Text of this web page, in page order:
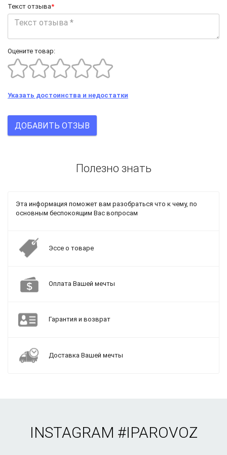
Текст отзыва*
Оцените товар:
Указать достоинства и недостатки
ДОБАВИТЬ ОТЗЫВ
Полезно знать
Эта информация поможет вам разобраться что к чему, по
основным беспокоящим Вас вопросам
Эссе о товаре
Оплата Вашей мечты
Гарантия и возврат
Доставка Вашей мечты
INSTAGRAM #IPAROVOZ